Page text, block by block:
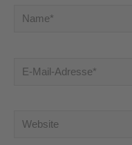
Name*
E-
Website